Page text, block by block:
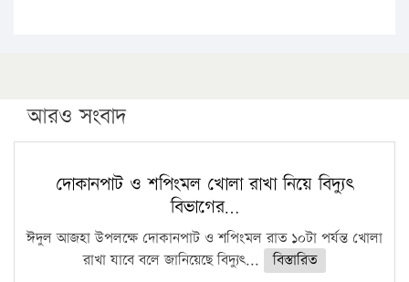
পিএইচডি করছেন কুয়েটের কৃতি…
সারা দেশে বজ্রাঘাতে ১৪ জনের প্রাণহানি
কঠোর হচ্ছে এসএসসি ও এইচএসসি পরীক্ষা
ফরিদগঞ্জে আগুনে পুড়লো ৬ ব্যবসা প্রতিষ্ঠান
আরও সংবাদ
দোকানপাট ও শপিংমল খোলা রাখা নিয়ে বিদ্যুৎ
বিভাগের…
ঈদুল আজহা উপলক্ষে দোকানপাট ও শপিংমল রাত ১০টা পর্যন্ত খোলা
রাখা যাবে বলে জানিয়েছে বিদ্যুৎ...
বিস্তারিত